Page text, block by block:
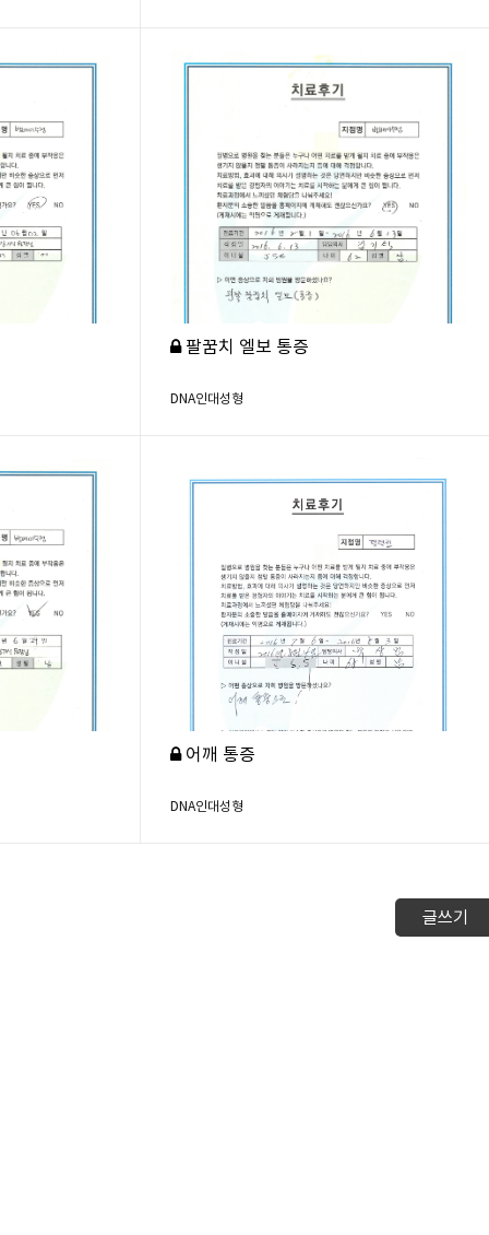
팔꿈치 엘보 통증
DNA인대성형
어깨 통증
DNA인대성형
글쓰기